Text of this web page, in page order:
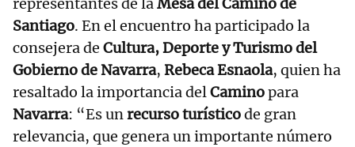
representantes de laMesa del Camino de
Santiago. En el encuentro ha participado la
consejera de Cultura, Deporte y Turismo del
Gobierno de Navarra, Rebeca Esnaola, quien ha
resaltado la importancia delCaminopara
Navarra: “Es unrecurso turísticode gran
relevancia, que genera un importante número